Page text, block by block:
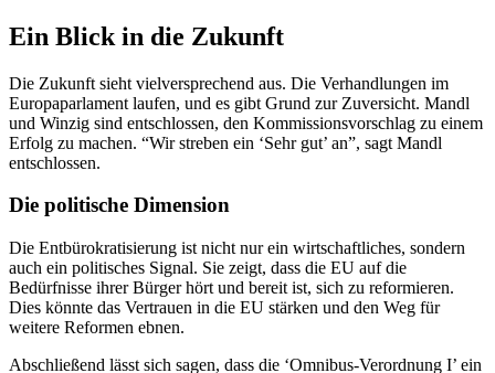
Ein Blick in die Zukunft
Die Zukunft sieht vielversprechend aus. Die Verhandlungen im
Europaparlament laufen, und es gibt Grund zur Zuversicht. Mandl
und Winzig sind entschlossen, den Kommissionsvorschlag zu einem
Erfolg zu machen. “Wir streben ein ‘Sehr gut’ an”, sagt Mandl
entschlossen.
Die politische Dimension
Die Entbürokratisierung ist nicht nur ein wirtschaftliches, sondern
auch ein politisches Signal. Sie zeigt, dass die EU auf die
Bedürfnisse ihrer Bürger hört und bereit ist, sich zu reformieren.
Dies könnte das Vertrauen in die EU stärken und den Weg für
weitere Reformen ebnen.
Abschließend lässt sich sagen, dass die ‘Omnibus-Verordnung I’ ein